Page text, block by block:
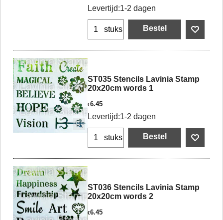
Levertijd:1-2 dagen
stuks Bestel
ST035 Stencils Lavinia Stamp
20x20cm words 1
€6.45
Levertijd:1-2 dagen
stuks Bestel
ST036 Stencils Lavinia Stamp
20x20cm words 2
€6.45